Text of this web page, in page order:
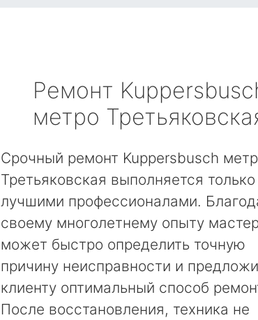
Ремонт
метро
Срочный ремонт Kuppersbusch
Третьяковская выполняется
лучшими профессионалами.
своему многолетнему опыту
может быстро определить точную
причину неисправности и
клиенту оптимальный способ
После восстановления, техника не